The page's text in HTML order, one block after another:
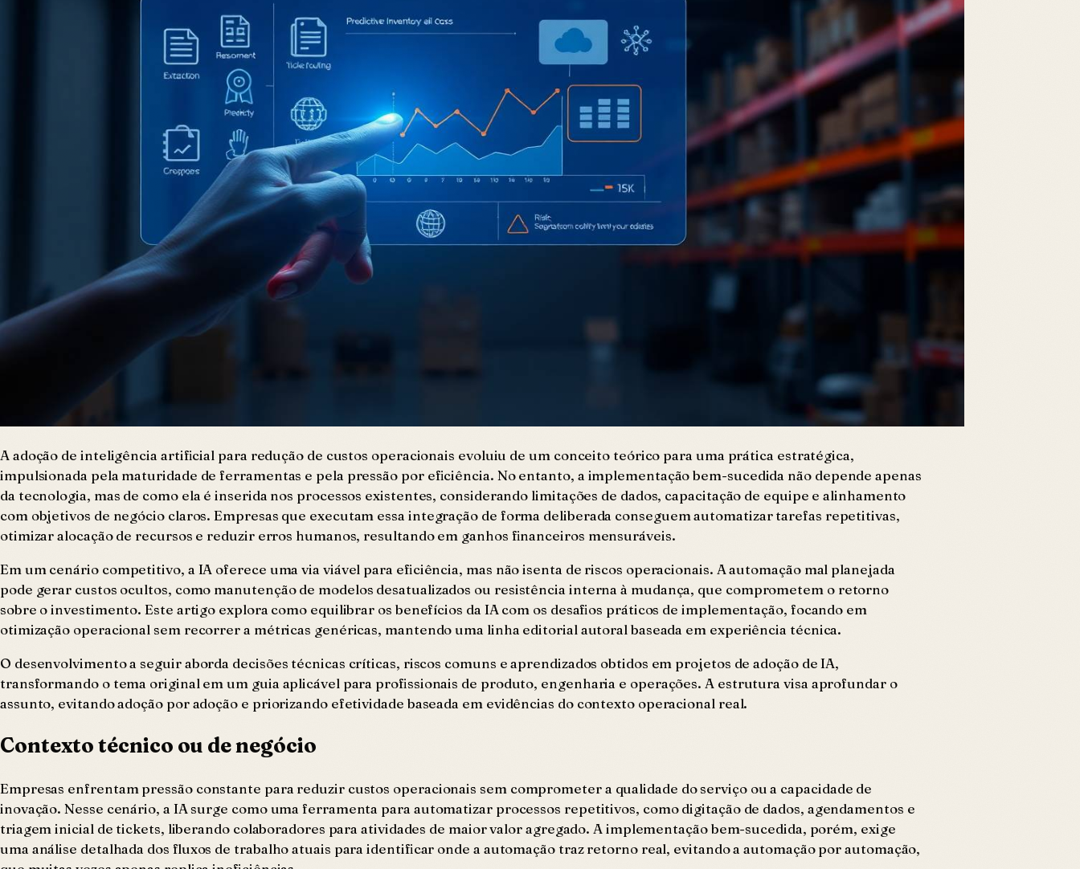
A adoção de inteligência artificial para redução de custos operacionais evoluiu de um conceito teórico para uma prática estratégica,
impulsionada pela maturidade de ferramentas e pela pressão por eficiência. No entanto, a implementação bem-sucedida não depende apenas
da tecnologia, mas de como ela é inserida nos processos existentes, considerando limitações de dados, capacitação de equipe e alinhamento
com objetivos de negócio claros. Empresas que executam essa integração de forma deliberada conseguem automatizar tarefas repetitivas,
otimizar alocação de recursos e reduzir erros humanos, resultando em ganhos financeiros mensuráveis.
Em um cenário competitivo, a IA oferece uma via viável para eficiência, mas não isenta de riscos operacionais. A automação mal planejada
pode gerar custos ocultos, como manutenção de modelos desatualizados ou resistência interna à mudança, que comprometem o retorno
sobre o investimento. Este artigo explora como equilibrar os benefícios da IA com os desafios práticos de implementação, focando em
otimização operacional sem recorrer a métricas genéricas, mantendo uma linha editorial autoral baseada em experiência técnica.
O desenvolvimento a seguir aborda decisões técnicas críticas, riscos comuns e aprendizados obtidos em projetos de adoção de IA,
transformando o tema original em um guia aplicável para profissionais de produto, engenharia e operações. A estrutura visa aprofundar o
assunto, evitando adoção por adoção e priorizando efetividade baseada em evidências do contexto operacional real.
Contexto técnico ou de negócio
Empresas enfrentam pressão constante para reduzir custos operacionais sem comprometer a qualidade do serviço ou a capacidade de
inovação. Nesse cenário, a IA surge como uma ferramenta para automatizar processos repetitivos, como digitação de dados, agendamentos e
triagem inicial de tickets, liberando colaboradores para atividades de maior valor agregado. A implementação bem-sucedida, porém, exige
uma análise detalhada dos fluxos de trabalho atuais para identificar onde a automação traz retorno real, evitando a automação por automação,